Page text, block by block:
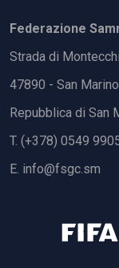
Federazione
Strada di
47890 - San Marino
Repubblica di San
T. (+378) 0549
E. info@fsgc.sm